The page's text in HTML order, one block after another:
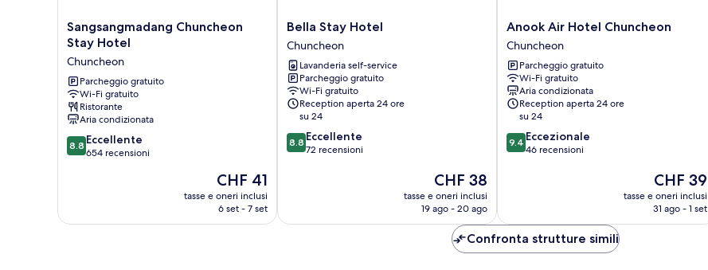
Sangsangmadang
Chuncheon
Hotel
Chuncheon
Sangsangmadang Chuncheon
Stay Hotel
Chuncheon
Parcheggio gratuito
Wi-Fi gratuito
Ristorante
Aria condizionata
8.8
su
8.8 Eccellente
654 recensioni
Il
prezzo
attuale
CHF 41
tasse e oneri inclusi
6 set - 7 set
Bella
Stay
Hotel
Chuncheon
Bella Stay Hotel
Chuncheon
Lavanderia self-service
Parcheggio gratuito
Wi-Fi gratuito
Reception aperta 24 ore
su 24
8.8
su
8.8 Eccellente
72 recensioni
Il
prezzo
attuale
CHF 38
CHF 38
tasse e oneri inclusi
19 ago - 20 ago
Anook
Air
Hotel
Chuncheon
Chuncheon
Anook Air Hotel Chuncheon
Chuncheon
Parcheggio gratuito
Wi-Fi gratuito
Aria condizionata
Reception aperta 24 ore
su 24
9.4
su
9.4 Eccezionale
46 recensioni
Il
prezzo
attuale
CHF 39
tasse e oneri inclusi
31 ago - 1 set
Confronta strutture simili